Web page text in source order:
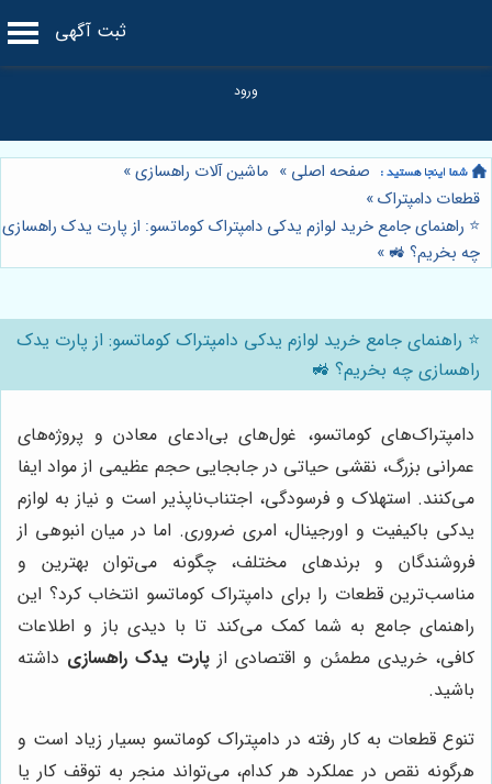
ثبت آگهی
صفحه اصلی » ماشین آلات راهسازی»
قطعات دامپتراک»
⭐️ راهنمای جامع خرید لوازم یدکی دامپتراک کوماتسو: از پارت یدک راهسازی
چه بخریم؟ 🚜 »
⭐️ راهنمای جامع خرید لوازم یدکی دامپتراک کوماتسو: از پارت یدک
راهسازی چه بخریم؟ 🚜
دامپتراک‌های کوماتسو، غول‌های بی‌ادعای معادن و پروژه‌های
عمرانی بزرگ، نقشی حیاتی در جابجایی حجم عظیمی از مواد ایفا
می‌کنند. استهلاک و فرسودگی، اجتناب‌ناپذیر است و نیاز به لوازم
یدکی باکیفیت و اورجینال، امری ضروری. اما در میان انبوهی از
فروشندگان و برندهای مختلف، چگونه می‌توان بهترین و
مناسب‌ترین قطعات را برای دامپتراک کوماتسو انتخاب کرد؟ این
راهنمای جامع به شما کمک می‌کند تا با دیدی باز و اطلاعات
کافی، خریدی مطمئن و اقتصادی ازپارت یدک راهسازی داشته
باشید.
تنوع قطعات به کار رفته در دامپتراک کوماتسو بسیار زیاد است و
هرگونه نقص در عملکرد هر کدام، می‌تواند منجر به توقف کار یا